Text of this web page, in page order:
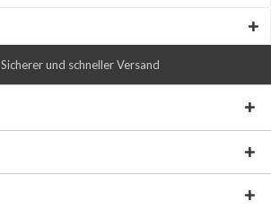
Sicherer und schneller Versand